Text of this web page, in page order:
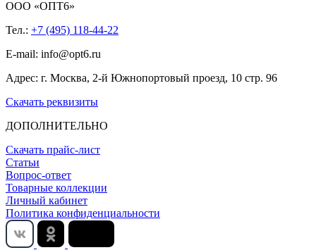
ООО «ОПТ6»
Тел.: +7 (495) 118-44-22
E-mail: info@opt6.ru
Адрес: г. Москва, 2-й Южнопортовый проезд, 10 стр. 96
Скачать реквизиты
ДОПОЛНИТЕЛЬНО
Скачать прайс-лист
Статьи
Вопрос-ответ
Товарные коллекции
Личный кабинет
Политика конфиденциальности